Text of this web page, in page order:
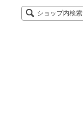
ショップ内検索